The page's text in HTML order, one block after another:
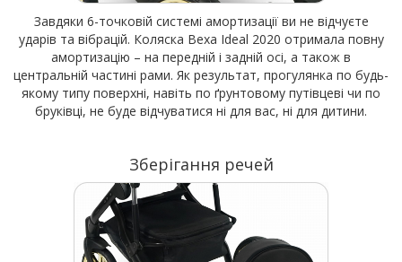
Завдяки 6-точковій системі амортизації ви не відчуєте
ударів та вібрацій. Коляска Bexa Ideal 2020 отримала повну
амортизацію – на передній і задній осі, а також в
центральній частині рами. Як результат, прогулянка по будь-
якому типу поверхні, навіть по ґрунтовому путівцеві чи по
бруківці, не буде відчуватися ні для вас, ні для дитини.
Зберігання речей